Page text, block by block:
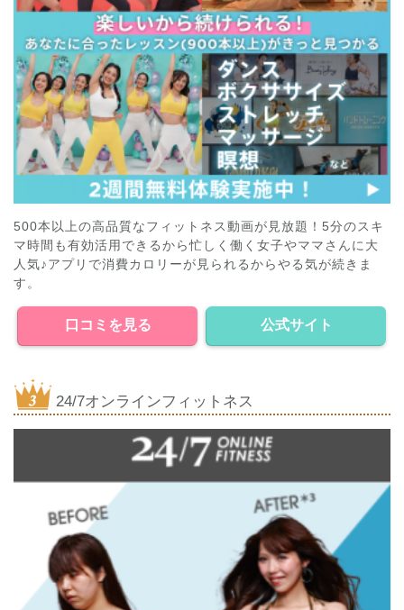
500本以上の高品質なフィットネス動画が見放題！5分のスキ
マ時間も有効活用できるから忙しく働く女子やママさんに大
人気♪アプリで消費カロリーが見られるからやる気が続きま
す。
口コミを見る 公式サイト
24/7オンラインフィットネス